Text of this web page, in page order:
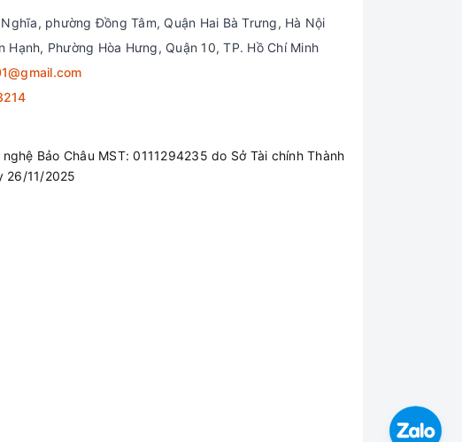
phường Đồng Tâm, Quận Hai Bà Trưng, Hà Nội
Hạnh, Phường Hòa Hưng, Quận 10, TP. Hồ Chí Minh
Bảo Châu MST: 0111294235 do Sở Tài chính Thành
26/11/2025